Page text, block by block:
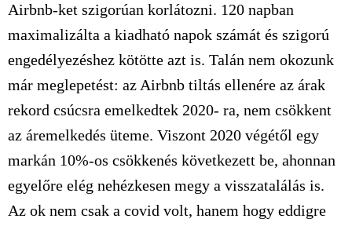
Airbnb-ket szigorúan korlátozni. 120 napban
maximalizálta a kiadható napok számát és szigorú
engedélyezéshez kötötte azt is. Talán nem okozunk
már meglepetést: az Airbnb tiltás ellenére az árak
rekord csúcsra emelkedtek 2020- ra, nem csökkent
az áremelkedés üteme. Viszont 2020 végétől egy
markán 10%-os csökkenés következett be, ahonnan
egyelőre elég nehézkesen megy a visszatalálás is.
Az ok nem csak a covid volt, hanem hogy eddigre